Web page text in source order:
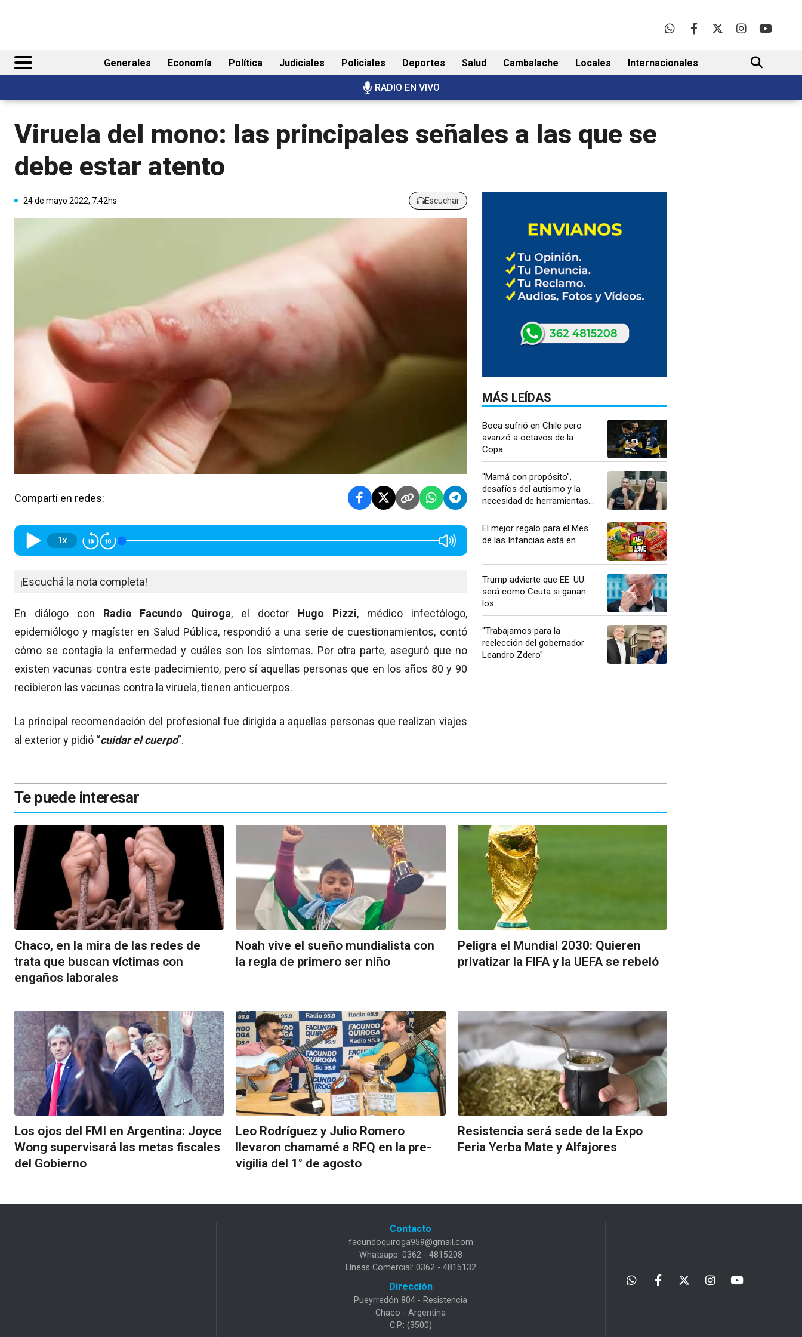
Generales Economía Política Judiciales Policiales Deportes Salud Cambalache Locales Internacionales
RADIO EN VIVO
BUSCAR
Viruela del mono: las principales señales a las que se
debe estar atento
24 de mayo 2022, 7:42hs Escuchar
Compartí en redes:
1x
¡Escuchá la nota completa!
En diálogo con Radio Facundo Quiroga, el doctor Hugo Pizzi, médico infectólogo,
epidemiólogo y magíster en Salud Pública, respondió a una serie de cuestionamientos, contó
cómo se contagia la enfermedad y cuáles son los síntomas. Por otra parte, aseguró que no
existen vacunas contra este padecimiento, pero sí aquellas personas que en los años 80 y 90
recibieron las vacunas contra la viruela, tienen anticuerpos.
La principal recomendación del profesional fue dirigida a aquellas personas que realizan viajes
al exterior y pidió “cuidar el cuerpo”.
MÁS LEÍDAS
Boca sufrió en Chile pero
avanzó a octavos de la
Copa...
"Mamá con propósito",
desafíos del autismo y la
necesidad de herramientas...
El mejor regalo para el Mes
de las Infancias está en...
Trump advierte que EE. UU.
será como Ceuta si ganan
los...
"Trabajamos para la
reelección del gobernador
Leandro Zdero"
Te puede interesar
Chaco, en la mira de las redes de
trata que buscan víctimas con
engaños laborales
Noah vive el sueño mundialista con
la regla de primero ser niño
Peligra el Mundial 2030: Quieren
privatizar la FIFA y la UEFA se rebeló
Los ojos del FMI en Argentina: Joyce
Wong supervisará las metas fiscales
del Gobierno
Leo Rodríguez y Julio Romero
llevaron chamamé a RFQ en la pre-
vigilia del 1° de agosto
Resistencia será sede de la Expo
Feria Yerba Mate y Alfajores
Contacto
facundoquiroga959@gmail.com
Whatsapp: 0362 - 4815208
Líneas Comercial: 0362 - 4815132
Dirección
Pueyrredón 804 - Resistencia
Chaco - Argentina
C.P.: (3500)